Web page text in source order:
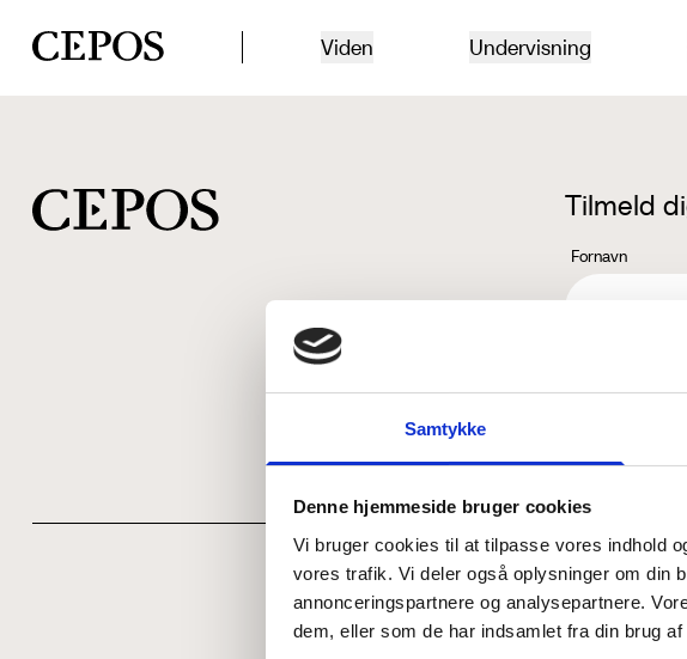
Samtykke
Denne hjemmeside bruger cookies
Vi bruger cookies til at tilpasse vores indhold
vores trafik. Vi deler også oplysninger om din
annonceringspartnere og analysepartnere.
dem, eller som de har indsamlet fra din brug af
CEPOS logo Viden Undervisning
Tilmeld
Fornavn
Jeg
Hvem er
Vores